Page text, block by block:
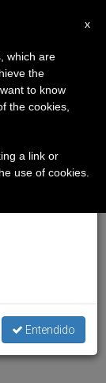
×
la pausa
de verano
el
Entendido
x
which are
the
to know
the cookies,
a link or
use of cookies.